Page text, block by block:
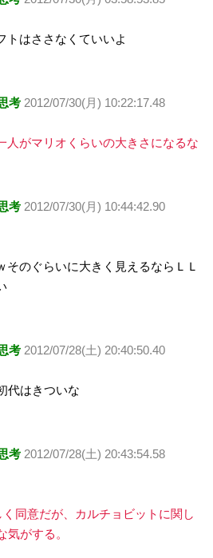
トはささなくていいよ
考 2012/07/30(月) 10:22:17.48
人がマリオくらいの大きさになるな
考 2012/07/30(月) 10:44:42.90
そのぐらいに大きく見えるならＬＬ
考 2012/07/28(土) 20:40:50.40
代はきついな
考 2012/07/28(土) 20:43:54.58
同意だが、カルチョビットに関し
がする。